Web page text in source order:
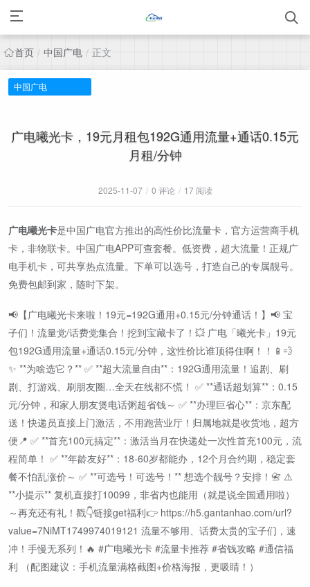
首页 / 中国广电 / 正文
中国广电
广电曦光卡，19元月租包192G通用流量+通话0.15元
月租/分钟
2025-11-07 / 0 评论 / 17 阅读
广电曦光卡是中国广电官方推出的高性价比流量卡，官方运营商手机
卡，非物联卡。中国广电APP可查套餐。低资费，超大流量！正规广
电手机卡，可共享热点流量。下单可以选号，打造自己的专属靓号。
免费包邮到家，随时下架。
📢【广电曦光卡来啦！19元=192G通用+0.15元/分钟通话！】📢 宝
子们！流量党/话费党集合！挖到宝藏卡了！💥 广电「曦光卡」19元
包192G通用流量+通话0.15元/分钟，这性价比谁顶得住啊！！📱💨
✨ **为啥选它？** ✅ **超大流量自由**：192G通用流量！追剧、刷
剧、打游戏、刷朋友圈…全天在线都不慌！ ✅ **通话超划算**：0.15
元/分钟，和家人朋友煲电话粥超省钱～ ✅ **办理巨省心**：京东配
送！快递员直接上门激活，不用跑营业厅！归属地就是收货地，超方
便📍 ✅ **首充100元搞定**：激活当月在快递处一次性首充100元，流
程简单！ ✅ **年龄友好**：18-60岁都能办，12个月合约期，稳定套
餐不怕乱涨价～ ✅ **可选号！可选号！** 想选个靓号？安排！📇 ⚠️
**小提示** 复机直接打10099，非省内也能用（就是说全国通用啦）
～再充还有礼！戳👇链接get福利👉 https://h5.gantanhao.com/url?
value=7NiMT1749974019121 流量不够用、话费太贵的宝子们，速
冲！手慢无系列！🔥 #广电曦光卡 #流量卡推荐 #省钱攻略 #通信福
利 （配图建议：手机流量满格截图+价格海报，更吸睛！）